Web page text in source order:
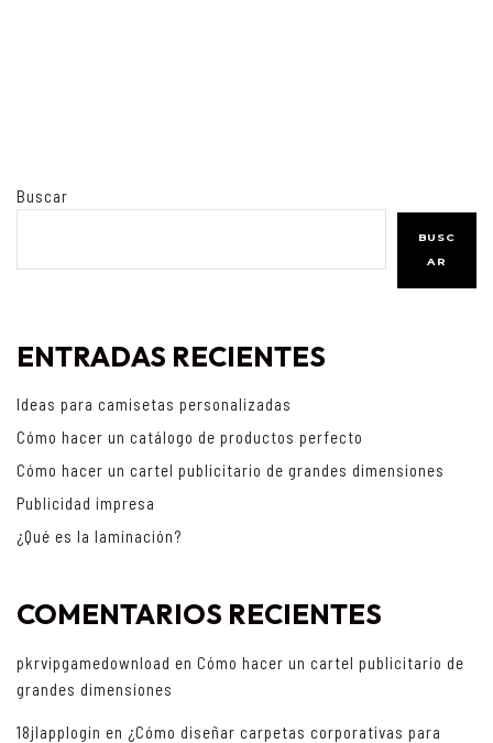
Buscar
BUSC
AR
ENTRADAS RECIENTES
Ideas para camisetas personalizadas
Cómo hacer un catálogo de productos perfecto
Cómo hacer un cartel publicitario de grandes dimensiones
Publicidad impresa
¿Qué es la laminación?
COMENTARIOS RECIENTES
pkrvipgamedownload en Cómo hacer un cartel publicitario de
grandes dimensiones
18jlapplogin en ¿Cómo diseñar carpetas corporativas para